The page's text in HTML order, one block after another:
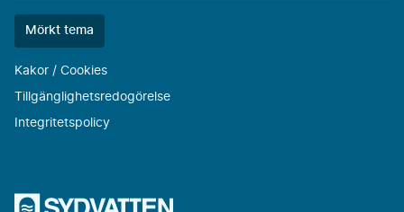
Färgtemat
Mörkt tema
Kakor / Cookies
Tillgänglighetsredogörelse
Integritetspolicy